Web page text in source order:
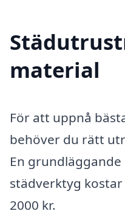
material
För att uppnå
behöver du rätt
En
städverktyg
2000 kr.